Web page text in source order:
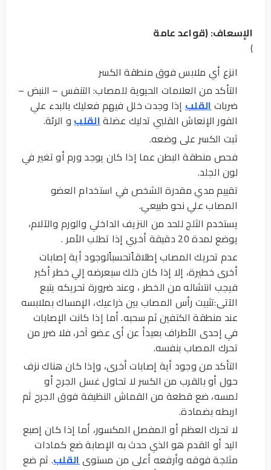
الإسعاف: (قواعد عامة
)
انزع أي ملابس فوق منطقة الكسر
التأكد من العلامات الحيوية للمصاب: التنفس – النبض –
ضرباتالقلب إذا وجدت خلل فيهم فعليك بالبدء علي
الفور الإنعاش القلبي تدليك عضلةالقلبو الرئة.
ثبت الكسر على وضعه.
فحص منطقة البطن عما إذا كان يوجد ورم أو تغير في
لون الجلد.
تقييم مدي مقدرة الشخص في استخدام العضو
المصاب علي نحو طبيعي.
يستخدم الثلج للحد من النزيف الداخلي والورم والآلام،
يوضع لمدة 20 دقيقة أخري إذا تطلب الأمر .
عدم تحريك المصاب إطلاقاًتحسباًلوجود أية إصابات
أخرى خطيرة، إلا إذا كان ذلك سيعرضه إلي خطر أكبر
فيجب انتشاله من الخطر ، وعند ضرورة تحريكه يتبع
الآتى:تثبيت رأس المصاب بين ذراعيك، الإمساك بملابسه
عند منطقة الكتفين ثم سحبه. أما إذا كانت الإصابات
في إحدى الأطراف بعيدأ عن أى عضو آخر، فلا ضرر من
تحرك المصاب بنفسه.
التأكد من وجود أية إصابات أخرى، وإذا كان هناك نزف
حول أو بالقرب من الكسر لا تحاول غسل الجرح أو
لمسه، ضع قطعة من القماش النظيفة فوق الجرح ثم
اربطه بضمادة.
لا تحرك العظم أو المفصل المكسور، أما إذا كان إصبع
اليد أو القدم هو الذي حدث به الإصابة ضع كمادات
مثلجة فوقه وأرفعه أعلى من مستوىالقلب. ثم ضع